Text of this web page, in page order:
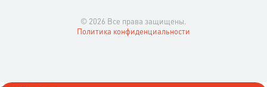
© 2026 Все права защищены.
Политика конфиденциальности